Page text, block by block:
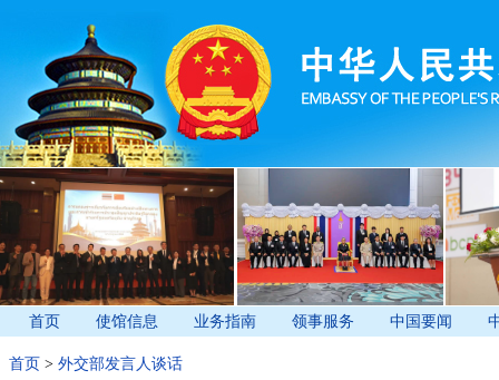
首页 使馆信息 业务指南 领事服务 中国要闻
首页 > 外交部发言人谈话